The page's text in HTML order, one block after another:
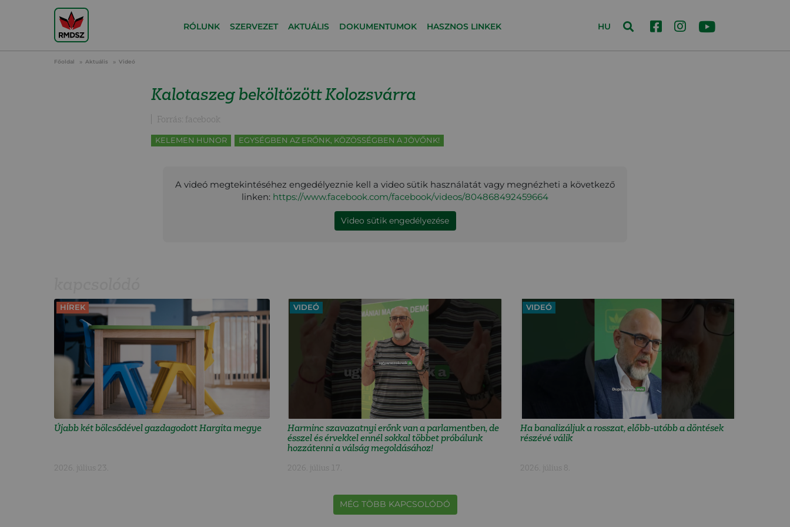
RÓLUNK SZERVEZET AKTUÁLIS DOKUMENTUMOK HASZNOS LINKEK HU
Főoldal Aktuális Videó
Kalotaszeg beköltözött Kolozsvárra
Forrás: facebook
KELEMEN HUNOR EGYSÉGBEN AZ ERŐNK, KÖZÖSSÉGBEN A JÖVŐNK!
A videó megtekintéséhez engedélyeznie kell a video sütik használatát vagy megnézheti a következő
linken: https://www.facebook.com/facebook/videos/804868492459664
Video sütik engedélyezése
HÍREK
Újabb két bölcsődével gazdagodott Hargita megye
2026. július 23.
VIDEÓ
Harminc szavazatnyi erőnk van a parlamentben, de
ésszel és érvekkel ennél sokkal többet próbálunk
hozzátenni a válság megoldásához!
2026. július 17.
VIDEÓ
Ha banalizáljuk a rosszat, előbb-utóbb a döntések
részévé válik
2026. július 8.
MÉG TÖBB KAPCSOLÓDÓ